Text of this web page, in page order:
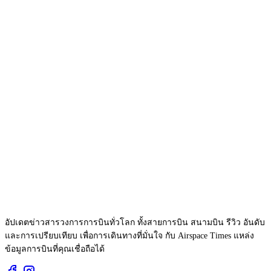
อัปเดตข่าวสารวงการการบินทั่วโลก ทั้งสายการบิน สนามบิน รีวิว อันดับ
และการเปรียบเทียบ เพื่อการเดินทางที่มั่นใจ กับ Airspace Times แหล่ง
ข้อมูลการบินที่คุณเชื่อถือได้